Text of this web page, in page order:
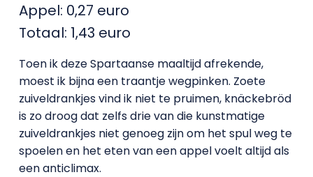
Appel: 0,27 euro
Totaal: 1,43 euro
Toen ik deze Spartaanse maaltijd afrekende,
moest ik bijna een traantje wegpinken. Zoete
zuiveldrankjes vind ik niet te pruimen, knäckebröd
is zo droog dat zelfs drie van die kunstmatige
zuiveldrankjes niet genoeg zijn om het spul weg te
spoelen en het eten van een appel voelt altijd als
een anticlimax.